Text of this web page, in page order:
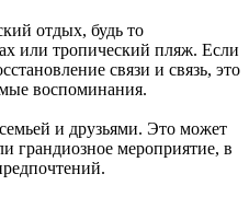
отдых, будь то
или тропический пляж. Если
связи и связь, это
воспоминания.
и друзьями. Это может
грандиозное мероприятие, в